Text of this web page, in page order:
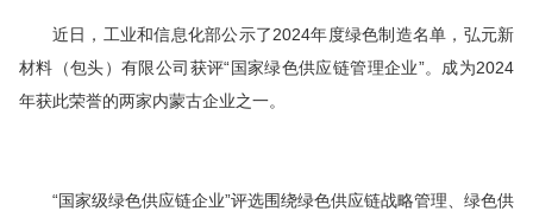
近日，工业和信息化部公示了2024年度绿色制造名单，弘元新
材料（包头）有限公司获评“国家绿色供应链管理企业”。成为2024
年获此荣誉的两家内蒙古企业之一。
“国家级绿色供应链企业”评选围绕绿色供应链战略管理、绿色供